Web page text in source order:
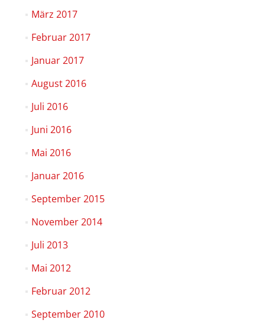
März 2017
Februar 2017
Januar 2017
August 2016
Juli 2016
Juni 2016
Mai 2016
Januar 2016
September 2015
November 2014
Juli 2013
Mai 2012
Februar 2012
September 2010